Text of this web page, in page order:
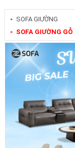
► SOFA GIƯỜNG
► SOFA GIƯỜNG GỖ